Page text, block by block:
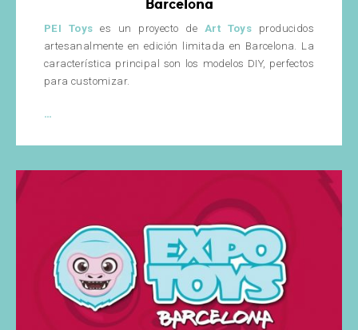
PEI Toys es un proyecto de Art Toys producidos
artesanalmente en edición limitada en Barcelona. La
característica principal son los modelos DIY, perfectos
para customizar.
…
de
Robert